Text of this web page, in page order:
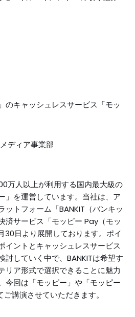
」のキャッシュレスサービス「モッ
ディア事業部
万人以上が利用する国内最大級の
」を運営しています。当社は、 ア
ットフォーム「BANKIT（バンキッ
済サービス「モッピー Pay（モッ
30日より展開しております。ポイ
イントとキャッシュレスサービス
討していく中で、BANKITは希望す
リア形式で選択できることに魅力
今回は「モッピー 」や「モッピー
講演させていただきます。